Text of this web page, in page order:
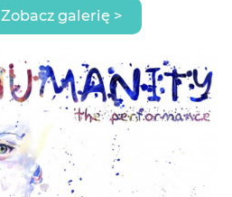
Zobacz galerię >